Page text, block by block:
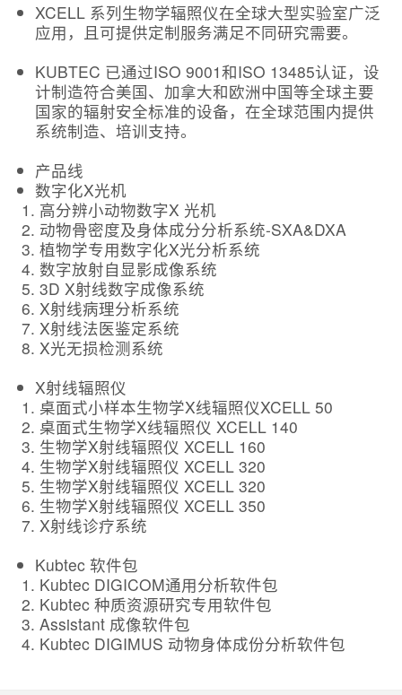
XCELL 系列生物学辐照仪在全球大型实验室广泛
应用，且可提供定制服务满足不同研究需要。
KUBTEC 已通过ISO 9001和ISO 13485认证，设
计制造符合美国、加拿大和欧洲中国等全球主要
国家的辐射安全标准的设备，在全球范围内提供
系统制造、培训支持。
产品线
数字化X光机
高分辨小动物数字X 光机
动物骨密度及身体成分分析系统-SXA&DXA
植物学专用数字化X光分析系统
数字放射自显影成像系统
3D X射线数字成像系统
X射线病理分析系统
X射线法医鉴定系统
X光无损检测系统
X射线辐照仪
桌面式小样本生物学X线辐照仪XCELL 50
桌面式生物学X线辐照仪 XCELL 140
生物学X射线辐照仪 XCELL 160
生物学X射线辐照仪 XCELL 320
生物学X射线辐照仪 XCELL 320
生物学X射线辐照仪 XCELL 350
X射线诊疗系统
Kubtec 软件包
Kubtec DIGICOM通用分析软件包
Kubtec 种质资源研究专用软件包
Assistant 成像软件包
Kubtec DIGIMUS 动物身体成份分析软件包